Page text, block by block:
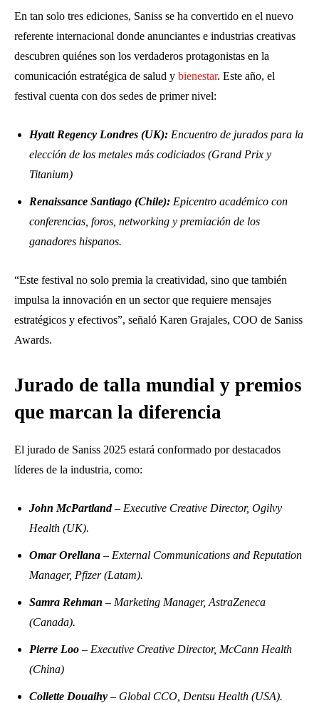
En tan solo tres ediciones, Saniss se ha convertido en el nuevo
referente internacional donde anunciantes e industrias creativas
descubren quiénes son los verdaderos protagonistas en la
comunicación estratégica de salud y bienestar. Este año, el
festival cuenta con dos sedes de primer nivel:
Hyatt Regency Londres (UK): Encuentro de jurados para la
elección de los metales más codiciados (Grand Prix y
Titanium)
Renaissance Santiago (Chile): Epicentro académico con
conferencias, foros, networking y premiación de los
ganadores hispanos.
“Este festival no solo premia la creatividad, sino que también
impulsa la innovación en un sector que requiere mensajes
estratégicos y efectivos”, señaló Karen Grajales, COO de Saniss
Awards.
Jurado de talla mundial y premios
que marcan la diferencia
El jurado de Saniss 2025 estará conformado por destacados
líderes de la industria, como:
John McPartland– Executive Creative Director, Ogilvy
Health (UK).
Omar Orellana – External Communications and Reputation
Manager, Pfizer (Latam).
Samra Rehman – Marketing Manager, AstraZeneca
(Canada).
Pierre Loo – Executive Creative Director, McCann Health
(China)
Collette Douaihy – Global CCO, Dentsu Health (USA).